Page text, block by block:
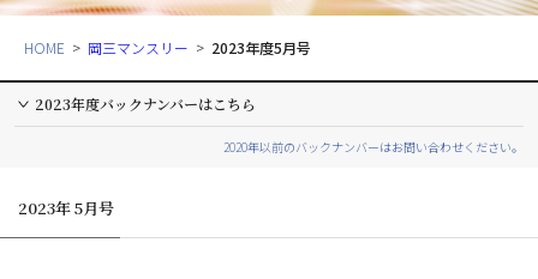
HOME 岡三マンスリー 2023年度5月号
2023年度バックナンバーはこちら
2020年以前のバックナンバーはお問い合わせください。
2023年 5月号